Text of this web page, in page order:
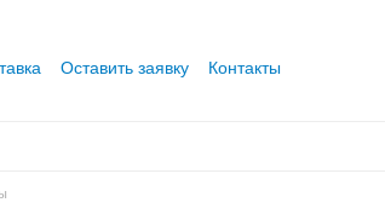
Оставить заявку Контакты